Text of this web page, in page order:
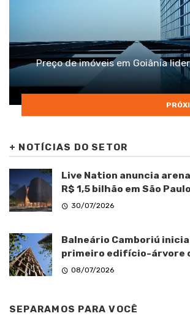
Preço de imóveis em Goiânia
+ NOTÍCIAS DO SETOR
Live Nation anuncia
R$ 1,5 bilhão em São Paulo
30/07/2026
Balneário Camboriú
primeiro edifício-árvore
08/07/2026
SEPARAMOS PARA VOCÊ